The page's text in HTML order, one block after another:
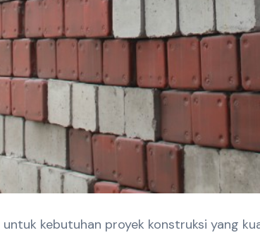
untuk kebutuhan proyek konstruksi yang